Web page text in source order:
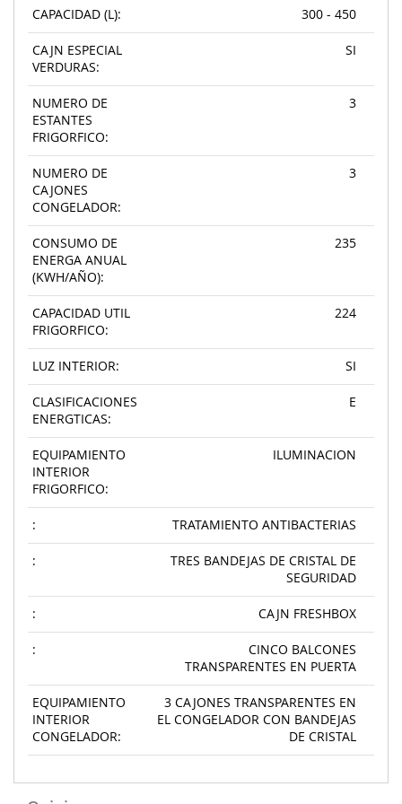
CAPACIDAD (L): 300 - 450
CAJN ESPECIAL
VERDURAS:
SI
NUMERO DE
ESTANTES
FRIGORFICO:
3
NUMERO DE
CAJONES
CONGELADOR:
3
CONSUMO DE
ENERGA ANUAL
(KWH/AÑO):
235
CAPACIDAD UTIL
FRIGORFICO:
224
LUZ INTERIOR: SI
CLASIFICACIONES
ENERGTICAS:
E
EQUIPAMIENTO
INTERIOR
FRIGORFICO:
ILUMINACION
: TRATAMIENTO ANTIBACTERIAS
:
TRES BANDEJAS DE CRISTAL DE
SEGURIDAD
: CAJN FRESHBOX
:
CINCO BALCONES
TRANSPARENTES EN PUERTA
EQUIPAMIENTO
INTERIOR
CONGELADOR:
3 CAJONES TRANSPARENTES EN
EL CONGELADOR CON BANDEJAS
DE CRISTAL